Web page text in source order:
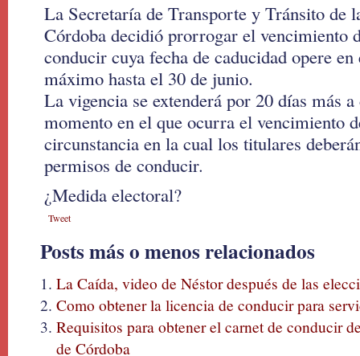
La Secretaría de Transporte y Tránsito de
Córdoba decidió prorrogar el vencimiento
conducir cuya fecha de caducidad opere
máximo hasta el 30 de junio.
La vigencia se extenderá por 20 días más
momento en el que ocurra el vencimiento
circunstancia en la cual los titulares
permisos de conducir.
¿Medida electoral?
Tweet
Posts más o menos relacionados
La Caída, video de Néstor después de las
Como obtener la licencia de conducir para
Requisitos para obtener el carnet de conducir
de Córdoba